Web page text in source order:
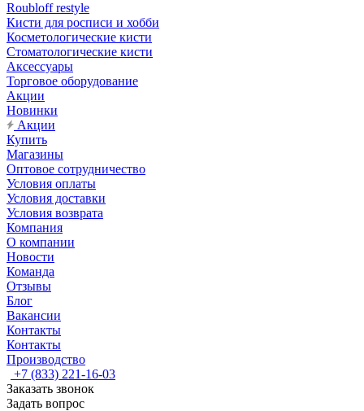
Roubloff restyle
Кисти для росписи и хобби
Косметологические кисти
Стоматологические кисти
Аксессуары
Торговое оборудование
Акции
Новинки
Акции
Купить
Магазины
Оптовое сотрудничество
Условия оплаты
Условия доставки
Условия возврата
Компания
О компании
Новости
Команда
Отзывы
Блог
Вакансии
Контакты
Контакты
Производство
+7 (833) 221-16-03
Заказать звонок
Задать вопрос